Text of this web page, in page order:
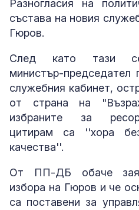
Разногласия на
състава на новия
Гюров.
След като тази
министър-председател
служебния кабинет,
от страна на
избраните за
цитирам са ''хора
качества''.
От ПП-ДБ обаче
избора на Гюров и че
са поставени за